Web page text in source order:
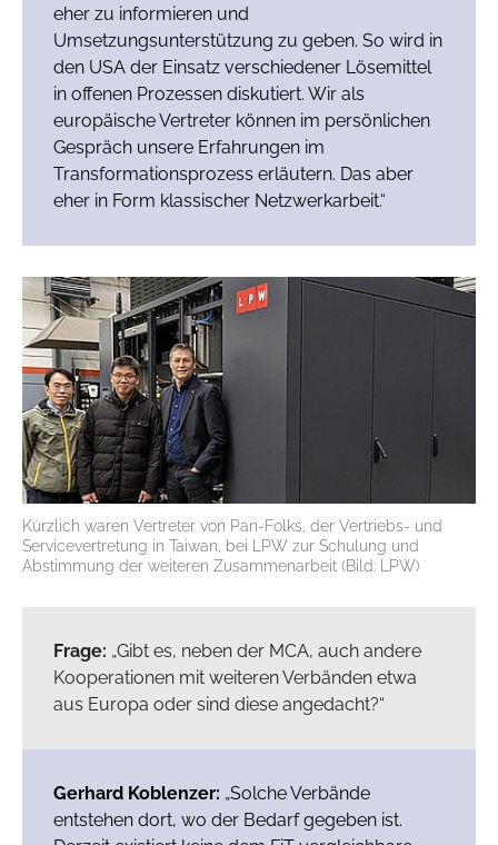
eher zu informieren und
Umsetzungsunterstützung zu geben. So wird in
den USA der Einsatz verschiedener Lösemittel
in offenen Prozessen diskutiert. Wir als
europäische Vertreter können im persönlichen
Gespräch unsere Erfahrungen im
Transformationsprozess erläutern. Das aber
eher in Form klassischer Netzwerkarbeit.“
Kürzlich waren Vertreter von Pan-Folks, der Vertriebs- und
Servicevertretung in Taiwan, bei LPW zur Schulung und
Abstimmung der weiteren Zusammenarbeit (Bild: LPW)
Frage: „Gibt es, neben der MCA, auch andere
Kooperationen mit weiteren Verbänden etwa
aus Europa oder sind diese angedacht?“
Gerhard Koblenzer: „Solche Verbände
entstehen dort, wo der Bedarf gegeben ist.